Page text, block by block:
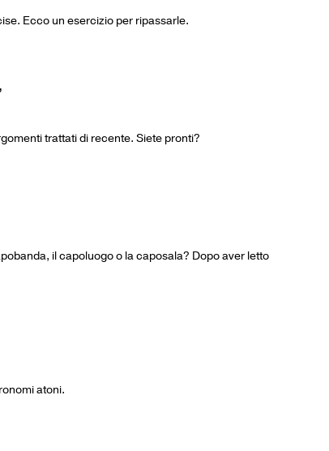
Ecco un esercizio per ripassarle.
trattati di recente. Siete pronti?
il capoluogo o la caposala? Dopo aver letto
atoni.